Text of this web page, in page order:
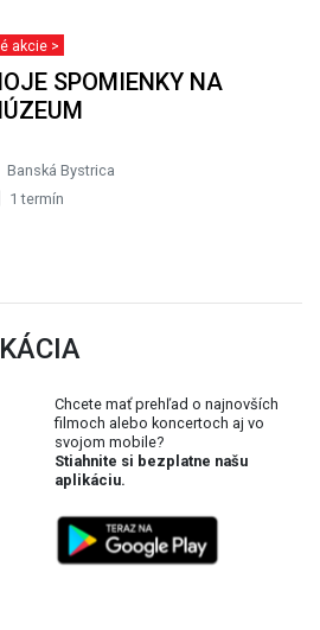
akcie >
SPOMIENKY NA
Banská Bystrica
1 termín
Chcete mať prehľad o najnovších
filmoch alebo koncertoch aj vo
svojom mobile?
Stiahnite si bezplatne našu
aplikáciu.